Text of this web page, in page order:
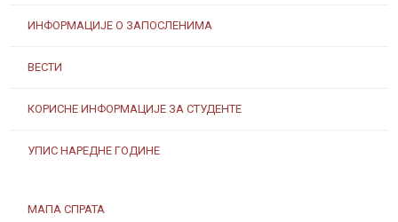
ИНФОРМАЦИЈЕ О ЗАПОСЛЕНИМА
ВЕСТИ
КОРИСНЕ ИНФОРМАЦИЈЕ ЗА СТУДЕНТЕ
УПИС НАРЕДНЕ ГОДИНЕ
МАПА СПРАТА